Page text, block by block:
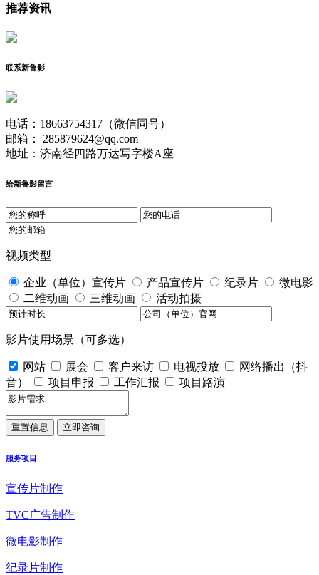
推荐资讯
联系新鲁影
电话：18663754317（微信同号）
邮箱： 285879624@qq.com
地址：济南经四路万达写字楼A座
给新鲁影留言
视频类型
企业（单位）宣传片 产品宣传片 纪录片
微电影
二维动画
三维动画 活动拍摄
影片使用场景（可多选）
网站 展会 客户来访 电视投放
网络播出（抖
音）
项目申报 工作汇报 项目路演
服务项目
宣传片制作
TVC广告制作
微电影制作
纪录片制作